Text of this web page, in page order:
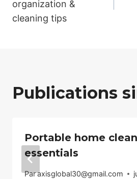
l’article
organization &
cleaning tips
Publications
Portable home
essentials
Paraxisglobal30@gmail.com